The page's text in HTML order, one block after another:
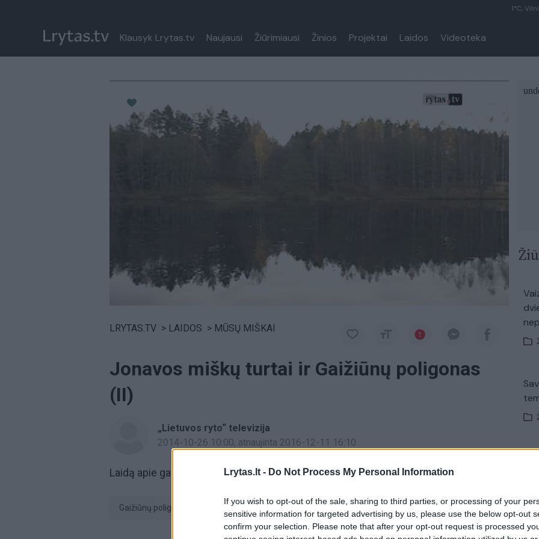
Lrytas.lt - Do Not Process My Personal Information
If you wish to opt-out of the sale, sharing to third parties, or processing of your
sensitive information for targeted advertising by us, please use the below opt-out
confirm your selection. Please note that after your opt-out request is processed
1°C,
Klausyk Lrytas.tv Naujausi Žiūrimiausi Žinios Projektai Laidos Videoteka
Paremkite Ukrainą
LRYTAS.TV > LAIDOS > MŪSŲ MIŠKAI
Jonavos miškų turtai ir Gaižiūnų poligonas
(II)
„Lietuvos ryto“ televizija
2014-10-26 10:00, atnaujinta 2016-12-11 16:10
Laidą apie gamtą žiūrėkite kas antrą sekmadienį nuo 11:30 val.
Gaižiūnų poligonas miškininkystė